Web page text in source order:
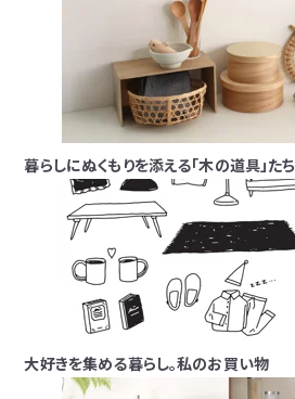
暮らしにぬくもりを添える「木の道具」たち
大好きを集める暮らし。私のお買い物